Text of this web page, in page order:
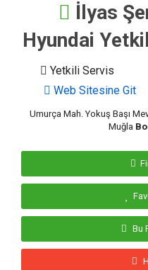
İlyas
Hyundai
Yetkili Servis
Web Sitesine Git
Umurça Mah. Yokuş Başı
Muğla
Bu